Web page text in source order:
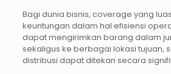
Bagi dunia bisnis, coverage yang
keuntungan dalam hal efisiensi
dapat mengirimkan barang dalam
sekaligus ke berbagai lokasi tujuan,
distribusi dapat ditekan secara